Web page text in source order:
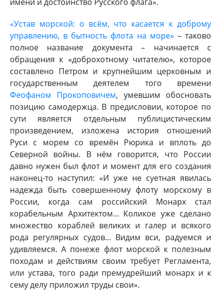
«Устав морской: о всём, что касается к доброму
управлению, в бытность флота на море» – таково
полное название документа – начинается с
обращения к «доброхотному читателю», которое
составлено Петром и крупнейшим церковным и
государственным деятелем того времени
Феофаном Прокоповичем, умевшим обосновать
позицию самодержца. В предисловии, которое по
сути является отдельным публицистическим
произведением, изложена история отношений
Руси с морем со времён Рюрика и вплоть до
Северной войны. В нём говорится, что России
давно нужен был флот и момент для его создания
наконец-то наступил: «И уже не суетная явилась
надежда быть совершенному флоту морскому в
России, когда сам российский Монарх стал
корабельным Архитектом... Коликое уже сделано
множество кораблей великих и галер и всякого
рода регулярных судов... Видим вси, радуемся и
удивляемся. А понеже флот морской к полезным
походам и действиям своим требует Регламента,
или устава, того ради премудрейший монарх и к
сему делу приложил труды свои».